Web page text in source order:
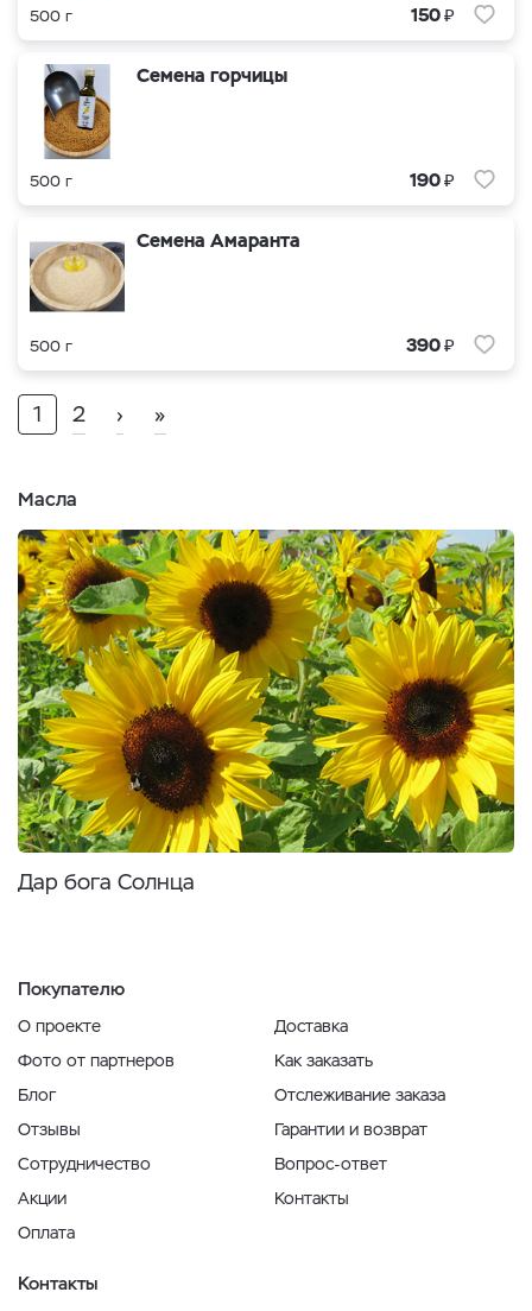
500 г 150₽
Семена горчицы
500 г 190₽
Семена Амаранта
500 г 390₽
1 2 › »
Масла
Дар бога Солнца
Покупателю
О проекте
Фото от партнеров
Блог
Отзывы
Сотрудничество
Акции
Оплата
Доставка
Как заказать
Отслеживание заказа
Гарантии и возврат
Вопрос-ответ
Контакты
Контакты